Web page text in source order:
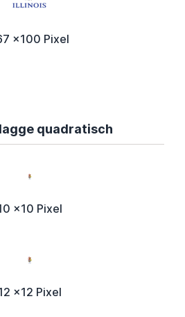
x100 Pixel
quadratisch
x10 Pixel
x12 Pixel